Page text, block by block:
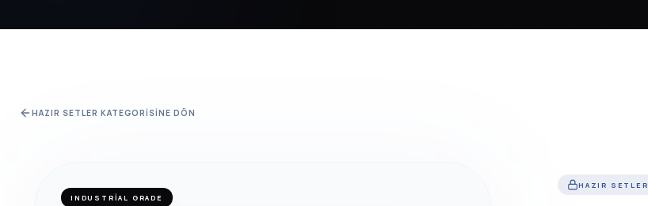
HAZIR SETLER KATEGORISINE DÖN
INDUSTRIAL GRADE
HAZIR SETLER